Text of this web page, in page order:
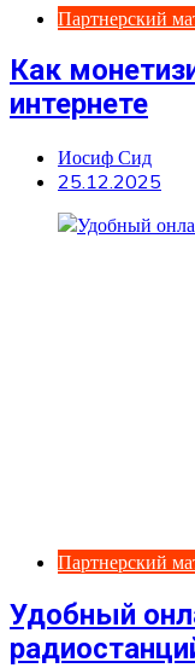
Партнерский
Как
интернете
Иосиф Сид
25.12.2025
Партнерский
Удобный